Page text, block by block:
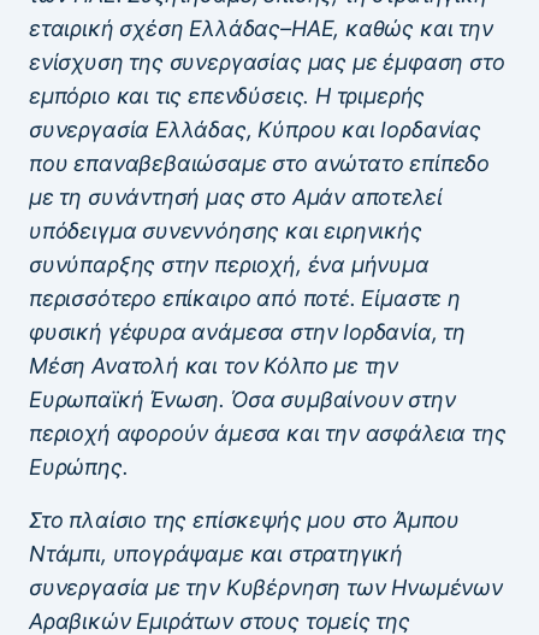
εταιρική σχέση Ελλάδας–ΗΑΕ, καθώς και την
ενίσχυση της συνεργασίας μας με έμφαση στο
εμπόριο και τις επενδύσεις. Η τριμερής
συνεργασία Ελλάδας, Κύπρου και Ιορδανίας
που επαναβεβαιώσαμε στο ανώτατο επίπεδο
με τη συνάντησή μας στο Αμάν αποτελεί
υπόδειγμα συνεννόησης και ειρηνικής
συνύπαρξης στην περιοχή, ένα μήνυμα
περισσότερο επίκαιρο από ποτέ. Είμαστε η
φυσική γέφυρα ανάμεσα στην Ιορδανία, τη
Μέση Ανατολή και τον Κόλπο με την
Ευρωπαϊκή Ένωση. Όσα συμβαίνουν στην
περιοχή αφορούν άμεσα και την ασφάλεια της
Ευρώπης.
Στο πλαίσιο της επίσκεψής μου στο Άμπου
Ντάμπι, υπογράψαμε και στρατηγική
συνεργασία με την Κυβέρνηση των Ηνωμένων
Αραβικών Εμιράτων στους τομείς της